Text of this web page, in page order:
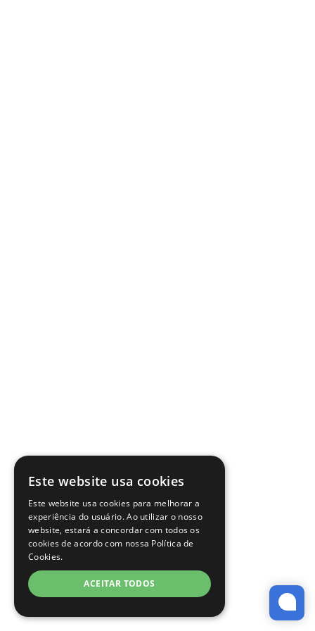
Este website usa cookies
Este website usa cookies para melhorar a
experiência do usuário. Ao utilizar o nosso
website, estará a concordar com todos os
cookies de acordo com nossa Política de
Cookies.
ACEITAR TODOS